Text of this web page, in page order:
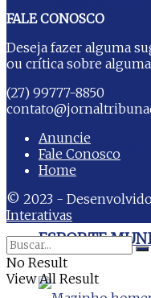
SEMIFINAL DO
CONSOLIDA
ESPORTE
FALE CONOSCO
Deseja fazer alguma
ou crítica sobre
(27) 99777-8850
Anuncie
Fale Conosco
Home
© 2023 -
Interativas
No Result
View All Result